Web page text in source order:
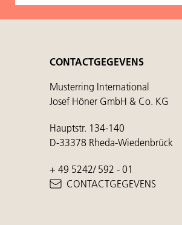
CONTACTGEGEVENS
Musterring International
Josef Höner GmbH & Co. KG
Hauptstr. 134-140
D-33378 Rheda-Wiedenbrück
+ 49 5242/ 592 - 01
CONTACTGEGEVENS